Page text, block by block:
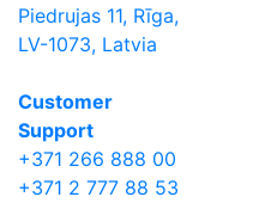
Piedrujas 11, Rīga,
LV-1073, Latvia
Сustomer
Support
+371 266 888 00
+371 2 777 88 53